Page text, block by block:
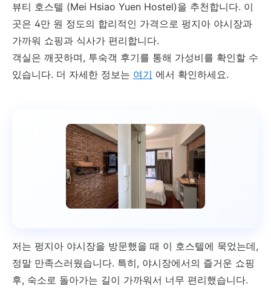
편안함 중시
뷰티 호스텔 (Mei Hsiao Yuen Hostel)을 추천합니다. 이
곳은 4만 원 정도의 합리적인 가격으로 펑지아 야시장과
가까워 쇼핑과 식사가 편리합니다.
객실은 깨끗하며, 투숙객 후기를 통해 가성비를 확인할 수
있습니다. 더 자세한 정보는 여기 에서 확인하세요.
저는 펑지아 야시장을 방문했을 때 이 호스텔에 묵었는데,
정말 만족스러웠습니다. 특히, 야시장에서의 즐거운 쇼핑
후, 숙소로 돌아가는 길이 가까워서 너무 편리했습니다.